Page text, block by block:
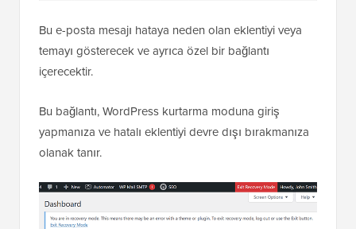
Bu e-posta mesajı hataya neden olan eklentiyi veya
temayı gösterecek ve ayrıca özel bir bağlantı
içerecektir.
Bu bağlantı, WordPress kurtarma moduna giriş
yapmanıza ve hatalı eklentiyi devre dışı bırakmanıza
olanak tanır.